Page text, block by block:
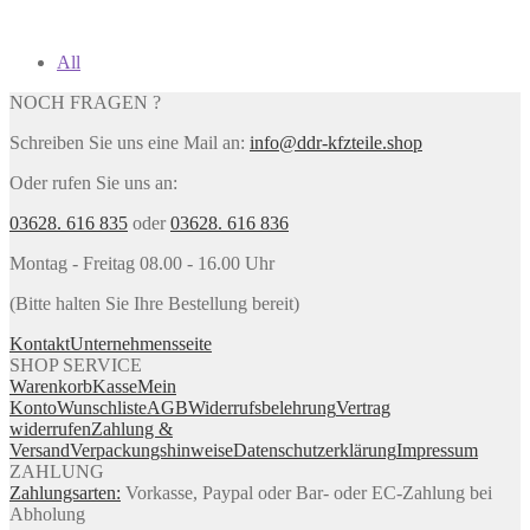
All
NOCH FRAGEN ?
Schreiben Sie uns eine Mail an: info@ddr-kfzteile.shop
Oder rufen Sie uns an:
03628. 616 835 oder03628. 616 836
Montag - Freitag 08.00 - 16.00 Uhr
(Bitte halten Sie Ihre Bestellung bereit)
KontaktUnternehmensseite
SHOP SERVICE
WarenkorbKasseMein
KontoWunschlisteAGBWiderrufsbelehrungVertrag
widerrufenZahlung &
VersandVerpackungshinweiseDatenschutzerklärungImpressum
ZAHLUNG
Zahlungsarten: Vorkasse, Paypal oder Bar- oder EC-Zahlung bei
Abholung